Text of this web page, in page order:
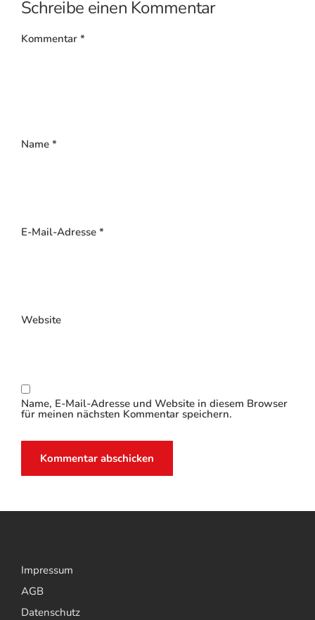
Schreibe einen Kommentar
Kommentar *
Name *
E-Mail-Adresse *
Website
Name, E-Mail-Adresse und Website in diesem Browser
für meinen nächsten Kommentar speichern.
Impressum
AGB
Datenschutz